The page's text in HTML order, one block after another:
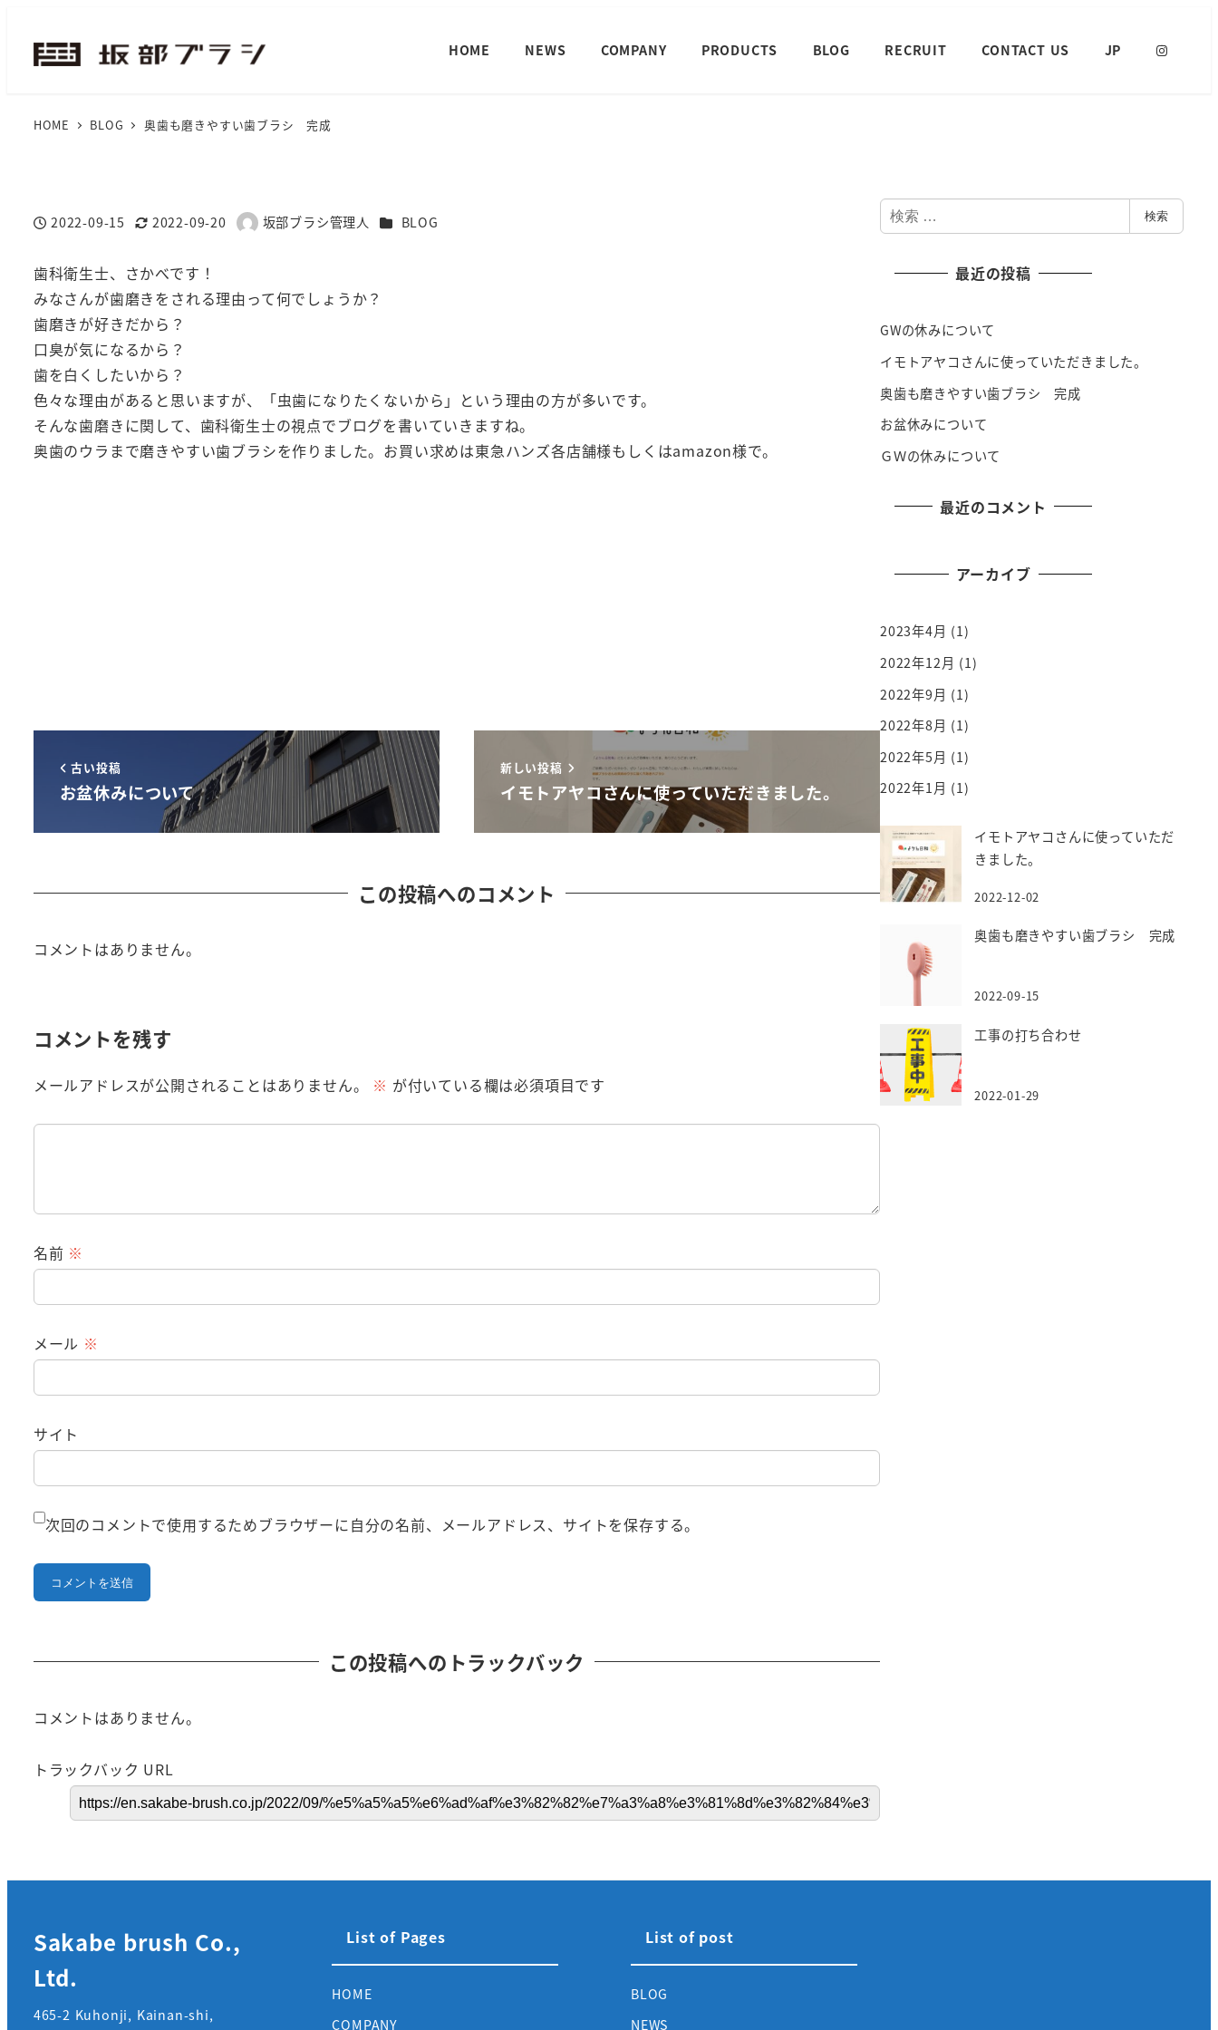
HOME NEWS COMPANY PRODUCTS BLOG RECRUIT CONTACT US JP
HOME BLOG 奥歯も磨きやすい歯ブラシ 完成
投稿日
2022-09-15
更新日
2022-09-20
著
坂部ブラシ管理人 カテゴリー
BLOG
歯科衛生士、さかべです！
みなさんが歯磨きをされる理由って何でしょうか？
歯磨きが好きだから？
口臭が気になるから？
歯を白くしたいから？
色々な理由があると思いますが、「虫歯になりたくないから」という理由の方が多いです。
そんな歯磨きに関して、歯科衛生士の視点でブログを書いていきますね。
奥歯のウラまで磨きやすい歯ブラシを作りました。お買い求めは東急ハンズ各店舗様もしくはamazon様で。
古い投稿
お盆休みについて
新しい投稿
イモトアヤコさんに使っていただきました。
この投稿へのコメント
コメントはありません。
コメントを残す
メールアドレスが公開されることはありません。 ※ が付いている欄は必須項目です
名前 ※
メール ※
サイト
次回のコメントで使用するためブラウザーに自分の名前、メールアドレス、サイトを保存する。
この投稿へのトラックバック
コメントはありません。
トラックバック URL
検
索
検索
最近の投稿
GWの休みについて
イモトアヤコさんに使っていただきました。
奥歯も磨きやすい歯ブラシ 完成
お盆休みについて
ＧＷの休みについて
最近のコメント
アーカイブ
2023年4月 (1)
2022年12月 (1)
2022年9月 (1)
2022年8月 (1)
2022年5月 (1)
2022年1月 (1)
イモトアヤコさんに使っていただ
きました。
2022-12-02
奥歯も磨きやすい歯ブラシ 完成
2022-09-15
工事の打ち合わせ
2022-01-29
Sakabe brush Co.,
Ltd.
465-2 Kuhonji, Kainan-shi,
List of Pages
HOME
COMPANY
List of post
BLOG
NEWS